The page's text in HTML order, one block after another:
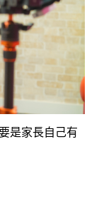
是家長自己有